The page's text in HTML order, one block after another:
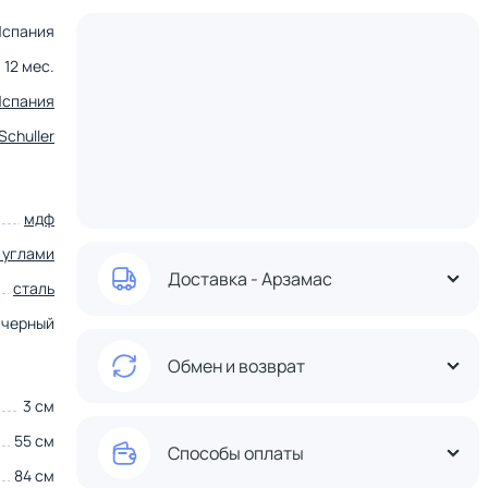
12 мес.
мдф
сталь
черный
3 см
55 см
84 см
Доставка - Арзамас
Обмен и возврат
Способы оплаты